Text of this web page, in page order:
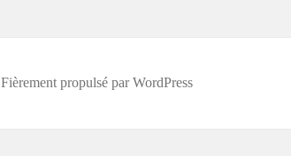
Fièrement propulsé par WordPress